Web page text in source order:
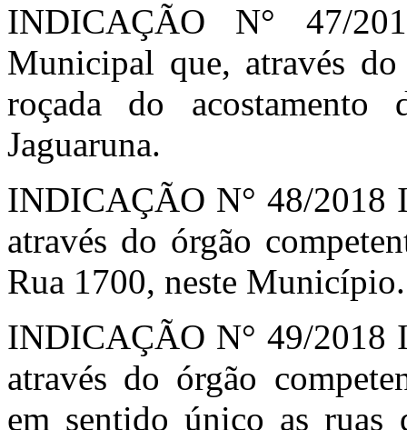
INDICAÇÃO N° 47/
Municipal que, através
roçada do acostamento
Jaguaruna.
INDICAÇÃO N° 48/2018
através do órgão
Rua 1700, neste Município.
INDICAÇÃO N° 49/2018
através do órgão
em sentido único as